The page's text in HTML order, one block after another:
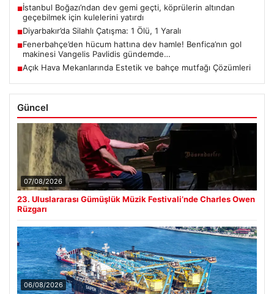
■İstanbul Boğazı’ndan dev gemi geçti, köprülerin altından
geçebilmek için kulelerini yatırdı
■Diyarbakır’da Silahlı Çatışma: 1 Ölü, 1 Yaralı
■Fenerbahçe’den hücum hattına dev hamle! Benfica’nın gol
makinesi Vangelis Pavlidis gündemde…
■Açık Hava Mekanlarında Estetik ve bahçe mutfağı Çözümleri
Güncel
07/08/2026
23. Uluslararası Gümüşlük Müzik Festivali’nde Charles Owen
Rüzgarı
06/08/2026